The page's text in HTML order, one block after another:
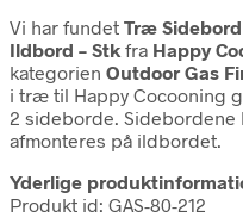
Vi har fundet Træ
Ildbord – Stk fra Happy
kategorien Outdoor Gas
i træ til Happy Cocooning
2 sideborde. Sidebordene
afmonteres på ildbordet.
Yderlige
Produkt id: GAS-80-212